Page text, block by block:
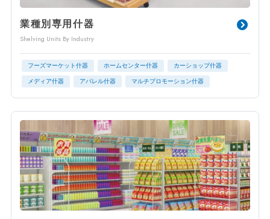
業種別専用什器
Shelving Units By Industry
フーズマーケット什器 ホームセンター什器 カーショップ什器
メディア什器 アパレル什器 マルチプロモーション什器